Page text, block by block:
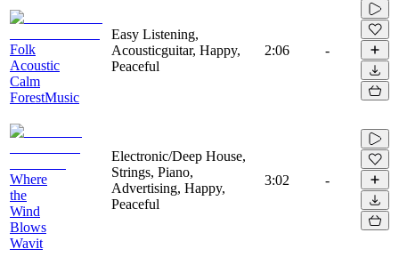
Folk
Acoustic
Calm
ForestMusic
Easy Listening,
Acousticguitar, Happy,
Peaceful
2:06 -
Where
the
Wind
Blows
Wavit
Electronic/Deep House,
Strings, Piano,
Advertising, Happy,
Peaceful
3:02 -